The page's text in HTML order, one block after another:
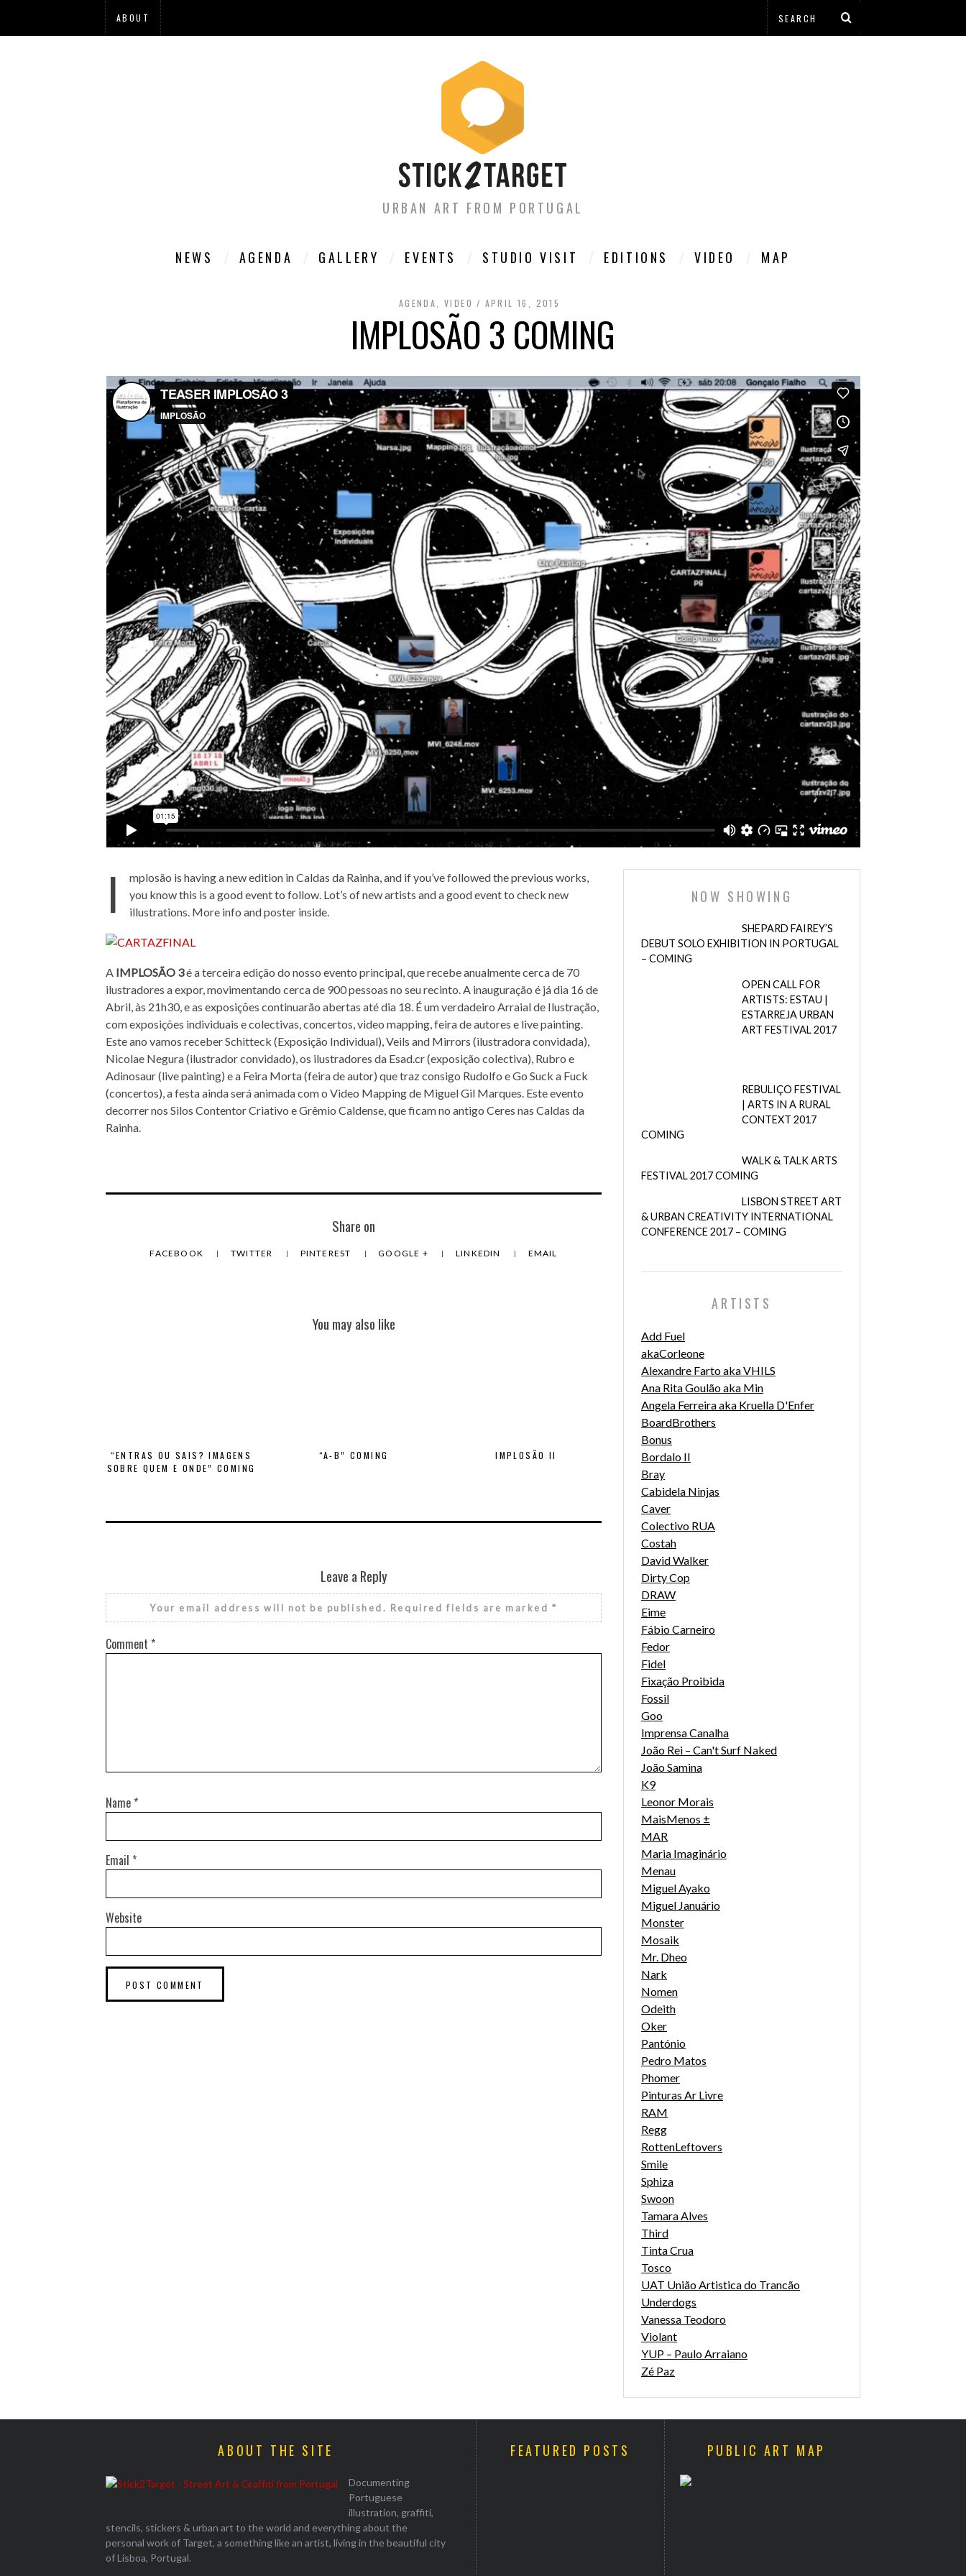
ABOUT
URBAN ART FROM PORTUGAL
NEWS AGENDA GALLERY EVENTS STUDIO VISIT EDITIONS VIDEO MAP
AGENDA ,VIDEO APRIL 16, 2015
IMPLOSÃO 3 COMING
I
mplosão is having a new edition in Caldas da Rainha, and if you’ve followed the previous works,
you know this is a good event to follow. Lot’s of new artists and a good event to check new
illustrations. More info and poster inside.
A IMPLOSÃO 3é a terceira edição do nosso evento principal, que recebe anualmente cerca de 70
ilustradores a expor, movimentando cerca de 900 pessoas no seu recinto. A inauguração é já dia 16 de
Abril, às 21h30, e as exposições continuarão abertas até dia 18. É um verdadeiro Arraial de Ilustração,
com exposições individuais e colectivas, concertos, video mapping, feira de autores e live painting.
Este ano vamos receber Schitteck (Exposição Individual), Veils and Mirrors (ilustradora convidada),
Nicolae Negura (ilustrador convidado), os ilustradores da Esad.cr (exposição colectiva), Rubro e
Adinosaur (live painting) e a Feira Morta (feira de autor) que traz consigo Rudolfo e Go Suck a Fuck
(concertos), a festa ainda será animada com o Video Mapping de Miguel Gil Marques. Este evento
decorrer nos Silos Contentor Criativo e Grêmio Caldense, que ficam no antigo Ceres nas Caldas da
Rainha.
Share on
FACEBOOK TWITTER PINTEREST GOOGLE + LINKEDIN EMAIL
You may also like
“ENTRAS OU SAIS? IMAGENS
SOBRE QUEM E ONDE” COMING
“A-B” COMING IMPLOSÃO II
Leave a Reply
Your email address will not be published. Required fields are marked*
Comment *
Name *
Email *
Website
NOW SHOWING
SHEPARD FAIREY’S
DEBUT SOLO EXHIBITION IN PORTUGAL
– COMING
OPEN CALL FOR
ARTISTS: ESTAU |
ESTARREJA URBAN
ART FESTIVAL 2017
REBULIÇO FESTIVAL
| ARTS IN A RURAL
CONTEXT 2017
COMING
WALK & TALK ARTS
FESTIVAL 2017 COMING
LISBON STREET ART
& URBAN CREATIVITY INTERNATIONAL
CONFERENCE 2017 – COMING
ARTISTS
Add Fuel
akaCorleone
Alexandre Farto aka VHILS
Ana Rita Goulão aka Min
Angela Ferreira aka Kruella D'Enfer
BoardBrothers
Bonus
Bordalo II
Bray
Cabidela Ninjas
Caver
Colectivo RUA
Costah
David Walker
Dirty Cop
DRAW
Eime
Fábio Carneiro
Fedor
Fidel
Fixação Proibida
Fossil
Goo
Imprensa Canalha
João Rei – Can't Surf Naked
João Samina
K9
Leonor Morais
MaisMenos ±
MAR
Maria Imaginário
Menau
Miguel Ayako
Miguel Januário
Monster
Mosaik
Mr. Dheo
Nark
Nomen
Odeith
Oker
Pantónio
Pedro Matos
Phomer
Pinturas Ar Livre
RAM
Regg
RottenLeftovers
Smile
Sphiza
Swoon
Tamara Alves
Third
Tinta Crua
Tosco
UAT União Artistica do Trancão
Underdogs
Vanessa Teodoro
Violant
YUP – Paulo Arraiano
Zé Paz
ABOUT THE SITE
Documenting
Portuguese
illustration, graffiti,
stencils, stickers & urban art to the world and everything about the
personal work of Target, a something like an artist, living in the beautiful city
of Lisboa, Portugal.
FEATURED POSTS PUBLIC ART MAP